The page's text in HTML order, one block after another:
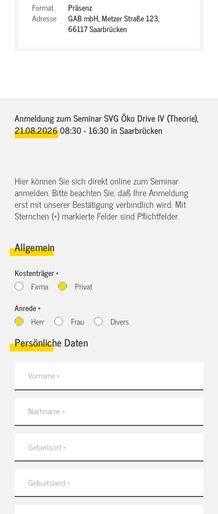
Format
Präsenz
Adresse
GAB mbH,Metzer Straße 123,
66117 Saarbrücken
Anmeldung zum Seminar SVG Öko Drive IV (Theorie),
21.08.2026 08:30 - 16:30in Saarbrücken
Hier können Sie sich direkt online zum Seminar
anmelden. Bitte beachten Sie, daß Ihre Anmeldung
erst mit unserer Bestätigung verbindlich wird. Mit
Sternchen (*) markierte Felder sind Pflichtfelder.
Allgemein
Kostenträger *
Firma
Privat
Anrede *
Herr
Frau Divers
Persönliche Daten